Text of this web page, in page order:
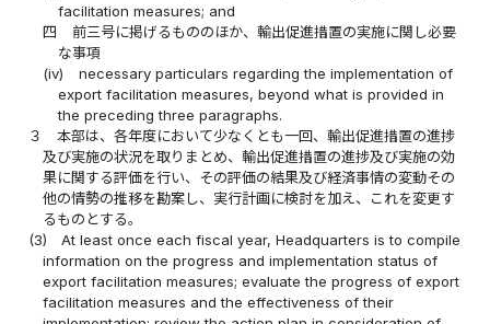
facilitation measures; and
四
前三号に掲げるもののほか、輸出促進措置の実施に関し必要
な事項
(iv)
necessary particulars regarding the implementation of
export facilitation measures, beyond what is provided in
the preceding three paragraphs.
３
本部は、各年度において少なくとも一回、輸出促進措置の進捗
及び実施の状況を取りまとめ、輸出促進措置の進捗及び実施の効
果に関する評価を行い、その評価の結果及び経済事情の変動その
他の情勢の推移を勘案し、実行計画に検討を加え、これを変更す
るものとする。
(3)
At least once each fiscal year, Headquarters is to compile
information on the progress and implementation status of
export facilitation measures; evaluate the progress of export
facilitation measures and the effectiveness of their